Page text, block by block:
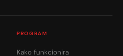
PROGRAM
Kako funkcionira